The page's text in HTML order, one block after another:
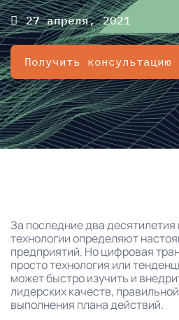
27 апреля, 2021
Получить консультацию
За последние два
технологии определяют
предприятий. Но цифровая
просто технология или
может быстро изучить и
лидерских качеств,
выполнения плана действий.